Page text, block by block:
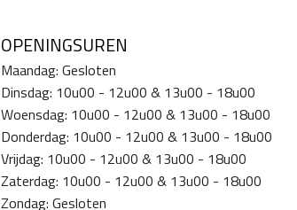
OPENINGSUREN
Maandag: Gesloten
Dinsdag: 10u00 - 12u00 & 13u00 - 18u00
Woensdag: 10u00 - 12u00 & 13u00 - 18u00
Donderdag: 10u00 - 12u00 & 13u00 - 18u00
Vrijdag: 10u00 - 12u00 & 13u00 - 18u00
Zaterdag: 10u00 - 12u00 & 13u00 - 18u00
Zondag: Gesloten